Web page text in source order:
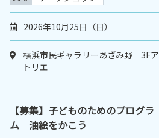
2026年10月25日（日）
横浜市民ギャラリーあざみ野 3Fア
トリエ
【募集】子どものためのプログラ
ム 油絵をかこう